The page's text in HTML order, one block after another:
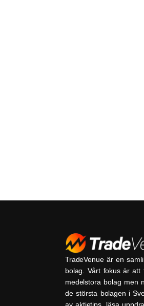
TradeVenue är en
bolag. Vårt fokus är att
medelstora bolag men
de största bolagen i